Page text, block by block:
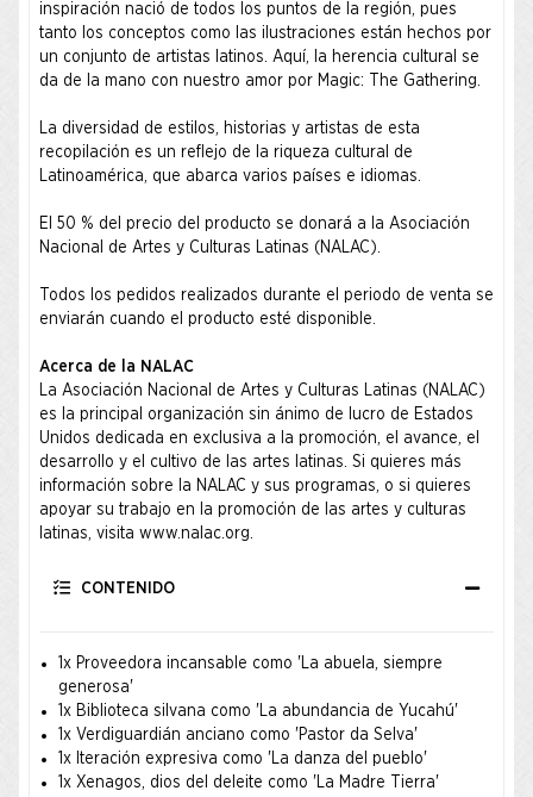
inspiración nació de todos los puntos de la región, pues
tanto los conceptos como las ilustraciones están hechos por
un conjunto de artistas latinos. Aquí, la herencia cultural se
da de la mano con nuestro amor por Magic: The Gathering.
La diversidad de estilos, historias y artistas de esta
recopilación es un reflejo de la riqueza cultural de
Latinoamérica, que abarca varios países e idiomas.
El 50 % del precio del producto se donará a la Asociación
Nacional de Artes y Culturas Latinas (NALAC).
Todos los pedidos realizados durante el periodo de venta se
enviarán cuando el producto esté disponible.
Acerca de la NALAC
La Asociación Nacional de Artes y Culturas Latinas (NALAC)
es la principal organización sin ánimo de lucro de Estados
Unidos dedicada en exclusiva a la promoción, el avance, el
desarrollo y el cultivo de las artes latinas. Si quieres más
información sobre la NALAC y sus programas, o si quieres
apoyar su trabajo en la promoción de las artes y culturas
latinas, visita www.nalac.org.
CONTENIDO
1x Proveedora incansable como 'La abuela, siempre
generosa'
1x Biblioteca silvana como 'La abundancia de Yucahú'
1x Verdiguardián anciano como 'Pastor da Selva'
1x Iteración expresiva como 'La danza del pueblo'
1x Xenagos, dios del deleite como 'La Madre Tierra'